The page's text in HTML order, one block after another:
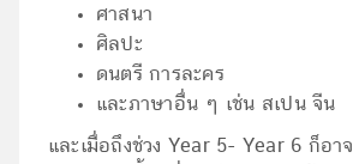
ศาสนา
ศิลปะ
ดนตรี การละคร
และภาษาอื่น ๆ เช่น สเปน จีน
และเมื่อถึงช่วง Year 5- Year 6 ก็อา